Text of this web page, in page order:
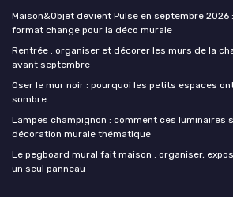
Maison&Objet devient Pulse en septembre 2026
format change pour la déco murale
Rentrée : organiser et décorer les murs de la
avant septembre
Oser le mur noir : pourquoi les petits espaces
sombre
Lampes champignon : comment ces luminaires
décoration murale thématique
Le pegboard mural fait maison : organiser,
un seul panneau